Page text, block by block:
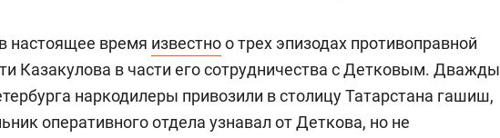
настоящее время известноо трех эпизодах противоправной
Казакулова в части его сотрудничества с Детковым. Дважды
наркодилеры привозили в столицу Татарстана гашиш,
оперативного отдела узнавал от Деткова, но не